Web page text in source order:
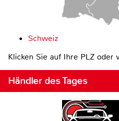
Schweiz
Klicken Sie auf Ihre PLZ oder
Händler des Tages